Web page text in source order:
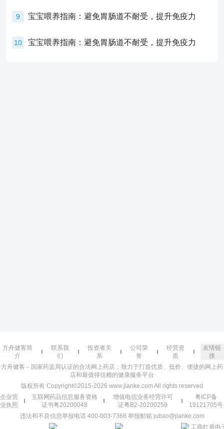
9 宝宝喂养指南：避免胃肠道不耐受，提升免疫力
10 宝宝喂养指南：避免胃肠道不耐受，提升免疫力
方舟健客简
介
联系我
们
投资者关
系
公司荣
誉
经营资
质
友情链
接
方舟健客－国家药监局认证的合法网上药店，致力于打造优质、低价、便捷的网上药
店和最值得信赖的健康服务平台
版权所有 Copyright©2015-2026 www.jianke.com All rights reserved
企业营
业执照
互联网药品信息服务资格
证书粤20200048
增值电信业务经营许可
证粤B2-20200259
粤ICP备
19121705号
违法和不良信息举报电话 400-003-7368 举报邮箱 jubao@jianke.com